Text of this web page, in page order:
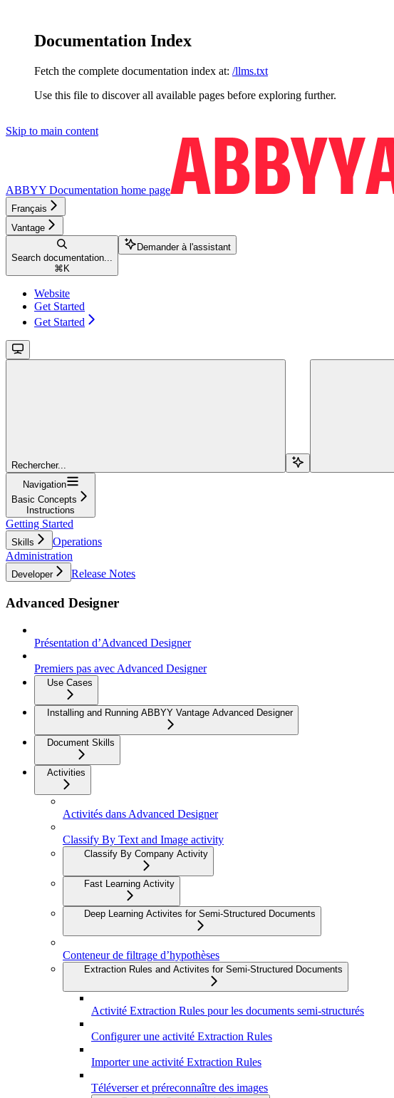
Documentation Index
Fetch the complete documentation index at: /llms.txt
Use this file to discover all available pages before exploring further.
Skip to main content
ABBYY Documentation home page
Français
Vantage
Search documentation...
⌘ K
Demander à l'assistant
Website
Get Started
Get Started
Rechercher...
Navigation
Basic Concepts
Instructions
Getting Started
Skills
Operations
Administration
Developer Release Notes
Advanced Designer
Présentation d’Advanced Designer
Premiers pas avec Advanced Designer
Use Cases
Installing and Running ABBYY Vantage Advanced Designer
Document Skills
Activities
Activités dans Advanced Designer
Classify By Text and Image activity
Classify By Company Activity
Fast Learning Activity
Deep Learning Activites for Semi-Structured Documents
Conteneur de filtrage d’hypothèses
Extraction Rules and Activites for Semi-Structured Documents
Activité Extraction Rules pour les documents semi-structurés
Configurer une activité Extraction Rules
Importer une activité Extraction Rules
Téléverser et préreconnaître des images